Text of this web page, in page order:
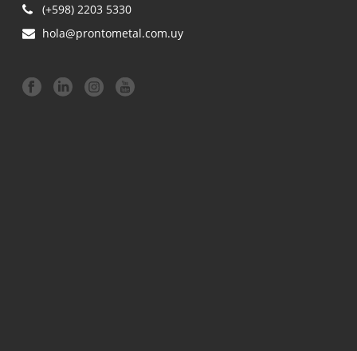
(+598) 2203 5330
hola@prontometal.com.uy